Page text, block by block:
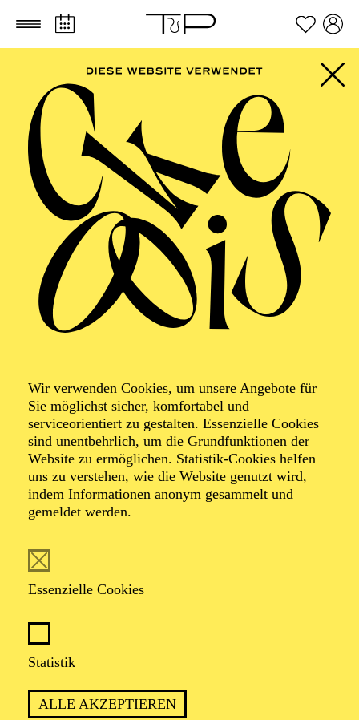
Zum Hauptinhalt springen Zum Footer springen
Wir verwenden Cookies, um unsere Angebote für
Sie möglichst sicher, komfortabel und
serviceorientiert zu gestalten. Essenzielle Cookies
sind unentbehrlich, um die Grundfunktionen der
Website zu ermöglichen. Statistik-Cookies helfen
uns zu verstehen, wie die Website genutzt wird,
indem Informationen anonym gesammelt und
gemeldet werden.
Essenzielle Cookies
Statistik
ALLE AKZEPTIEREN
AALTO
MUSIKTHEATER,
AALTO BALLETT
ESSEN
Öffentliche
Theater­führung
Zweistündiger öffentlicher Rundgang durch das Aalto-